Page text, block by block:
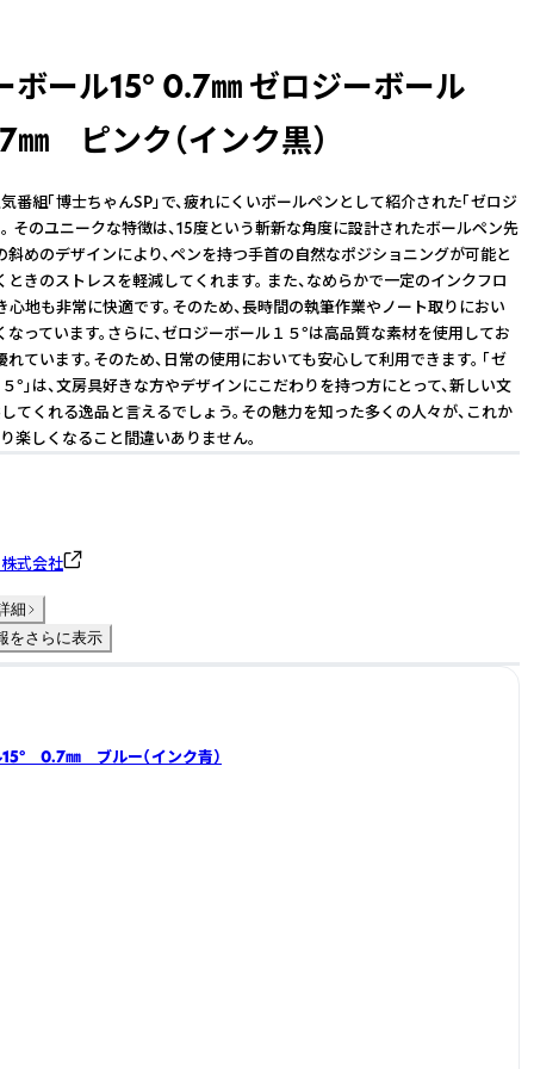
ボール15° 0.7㎜ ゼロジーボール
ピンク（インク黒）
番組「博士ちゃんSP」で、疲れにくいボールペンとして紹介された「ゼロジ
。 そのユニークな特徴は、15度という斬新な角度に設計されたボールペン先
斜めのデザインにより、ペンを持つ手首の自然なポジショニングが可能と
ときのストレスを軽減してくれます。 また、なめらかで一定のインクフロ
心地も非常に快適です。そのため、長時間の執筆作業やノート取りにおい
なっています。さらに、ゼロジーボール１５°は高品質な素材を使用してお
れています。そのため、日常の使用においても安心して利用できます。 「ゼ
°」は、文房具好きな方やデザインにこだわりを持つ方にとって、新しい文
てくれる逸品と言えるでしょう。その魅力を知った多くの人々が、これか
楽しくなること間違いありません。
式会社
細
をさらに表示
0.7㎜ ブルー（インク青）